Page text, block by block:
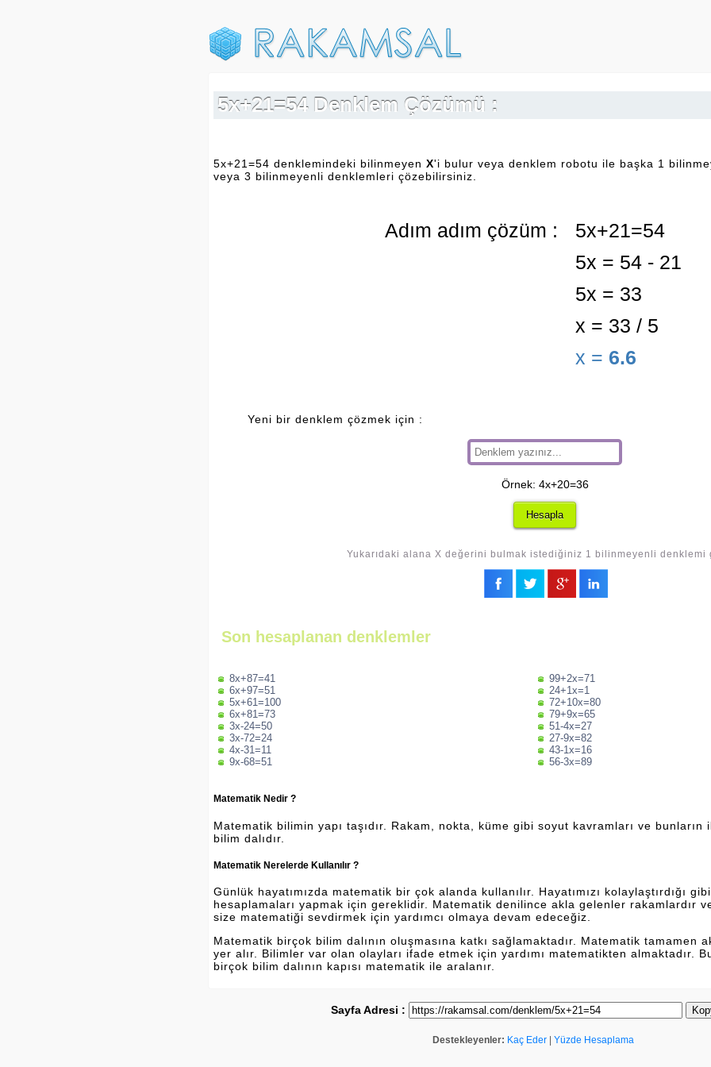
5x+21=54 Denklem Çözümü :
5x+21=54 denklemindeki bilinmeyen X'i bulur veya denklem robotu ile başka 1
veya 3 bilinmeyenli denklemleri çözebilirsiniz.
Adım adım çözüm :
5x+21=54
5x = 54 - 21
5x = 33
x = 33 / 5
x = 6.6
Yeni bir denklem çözmek için :
Örnek: 4x+20=36
Yukarıdaki alana X değerini bulmak istediğiniz 1 bilinmeyenli denklemi
Son hesaplanan denklemler
8x+87=41
6x+97=51
5x+61=100
6x+81=73
3x-24=50
3x-72=24
4x-31=11
9x-68=51
99+2x=71
24+1x=1
72+10x=80
79+9x=65
51-4x=27
27-9x=82
43-1x=16
56-3x=89
Matematik Nedir ?
Matematik bilimin yapı taşıdır. Rakam, nokta, küme gibi soyut kavramları ve
bilim dalıdır.
Matematik Nerelerde Kullanılır ?
Günlük hayatımızda matematik bir çok alanda kullanılır. Hayatımızı kolaylaştırdığı
hesaplamaları yapmak için gereklidir. Matematik denilince akla gelenler rakamlardır
size matematiği sevdirmek için yardımcı olmaya devam edeceğiz.
Matematik birçok bilim dalının oluşmasına katkı sağlamaktadır. Matematik tamamen
yer alır. Bilimler var olan olayları ifade etmek için yardımı matematikten almaktadır.
birçok bilim dalının kapısı matematik ile aralanır.
Sayfa Adresi :
Destekleyenler: Kaç Eder Yüzde Hesaplama